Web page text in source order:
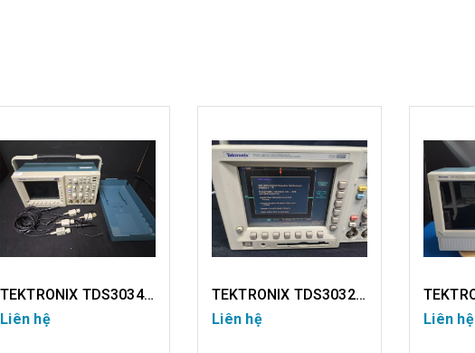
TEKTRONIX TDS3034C (USED)
Liên hệ
TEKTRONIX TDS3032 (USED)
Liên hệ
Liên hệ